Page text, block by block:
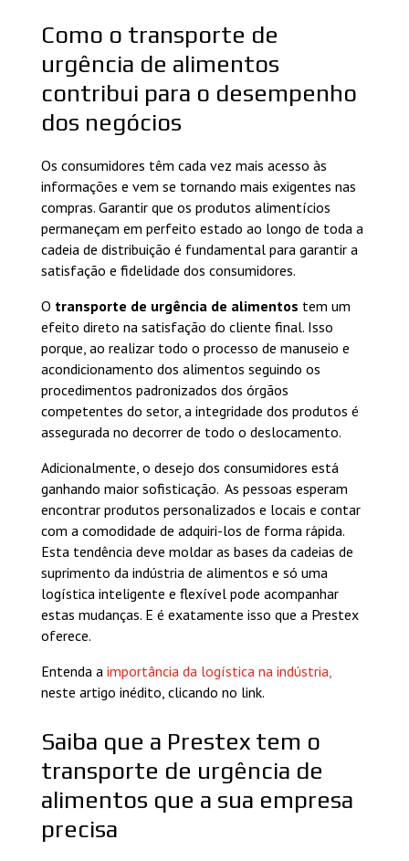
Como o transporte de
urgência de alimentos
contribui para o desempenho
dos negócios
Os consumidores têm cada vez mais acesso às
informações e vem se tornando mais exigentes nas
compras. Garantir que os produtos alimentícios
permaneçam em perfeito estado ao longo de toda a
cadeia de distribuição é fundamental para garantir a
satisfação e fidelidade dos consumidores.
O transporte de urgência de alimentos tem um
efeito direto na satisfação do cliente final. Isso
porque, ao realizar todo o processo de manuseio e
acondicionamento dos alimentos seguindo os
procedimentos padronizados dos órgãos
competentes do setor, a integridade dos produtos é
assegurada no decorrer de todo o deslocamento.
Adicionalmente, o desejo dos consumidores está
ganhando maior sofisticação. As pessoas esperam
encontrar produtos personalizados e locais e contar
com a comodidade de adquiri-los de forma rápida.
Esta tendência deve moldar as bases da cadeias de
suprimento da indústria de alimentos e só uma
logística inteligente e flexível pode acompanhar
estas mudanças. E é exatamente isso que a Prestex
oferece.
Entenda a importância da logística na indústria,
neste artigo inédito, clicando no link.
Saiba que a Prestex tem o
transporte de urgência de
alimentos que a sua empresa
precisa